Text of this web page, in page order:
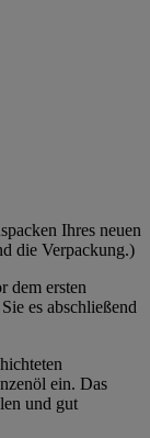
Ihres neuen
die Verpackung.)
dem ersten
es abschließend
ein. Das
und gut